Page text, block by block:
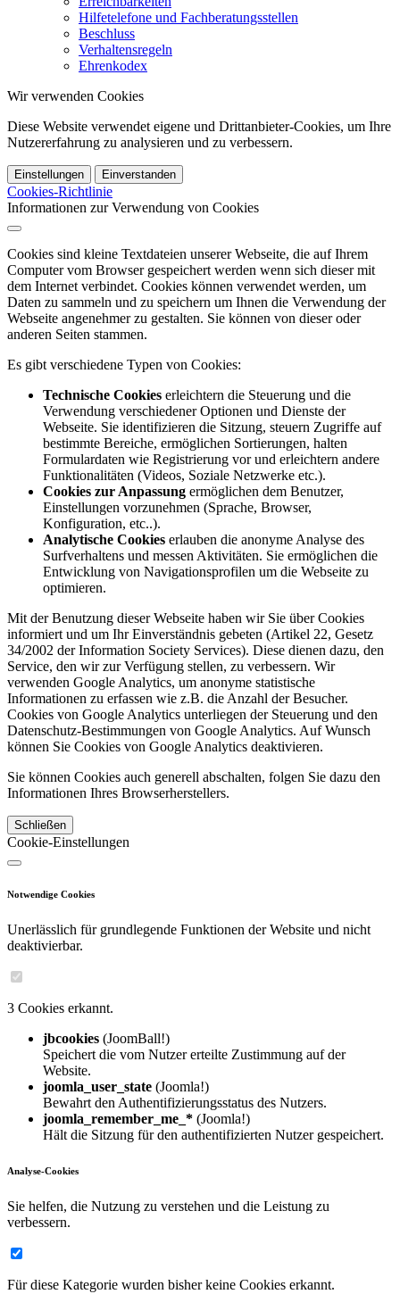
Hilfetelefone und Fachberatungsstellen
Beschluss
Verhaltensregeln
Ehrenkodex
Wir verwenden Cookies
Diese Website verwendet eigene und Drittanbieter-Cookies, um Ihre
Nutzererfahrung zu analysieren und zu verbessern.
Einstellungen Einverstanden
Cookies-Richtlinie
Informationen zur Verwendung von Cookies
Cookies sind kleine Textdateien unserer Webseite, die auf Ihrem
Computer vom Browser gespeichert werden wenn sich dieser mit
dem Internet verbindet. Cookies können verwendet werden, um
Daten zu sammeln und zu speichern um Ihnen die Verwendung der
Webseite angenehmer zu gestalten. Sie können von dieser oder
anderen Seiten stammen.
Es gibt verschiedene Typen von Cookies:
Technische Cookies erleichtern die Steuerung und die
Verwendung verschiedener Optionen und Dienste der
Webseite. Sie identifizieren die Sitzung, steuern Zugriffe auf
bestimmte Bereiche, ermöglichen Sortierungen, halten
Formulardaten wie Registrierung vor und erleichtern andere
Funktionalitäten (Videos, Soziale Netzwerke etc.).
Cookies zur Anpassung ermöglichen dem Benutzer,
Einstellungen vorzunehmen (Sprache, Browser,
Konfiguration, etc..).
Analytische Cookies erlauben die anonyme Analyse des
Surfverhaltens und messen Aktivitäten. Sie ermöglichen die
Entwicklung von Navigationsprofilen um die Webseite zu
optimieren.
Mit der Benutzung dieser Webseite haben wir Sie über Cookies
informiert und um Ihr Einverständnis gebeten (Artikel 22, Gesetz
34/2002 der Information Society Services). Diese dienen dazu, den
Service, den wir zur Verfügung stellen, zu verbessern. Wir
verwenden Google Analytics, um anonyme statistische
Informationen zu erfassen wie z.B. die Anzahl der Besucher.
Cookies von Google Analytics unterliegen der Steuerung und den
Datenschutz-Bestimmungen von Google Analytics. Auf Wunsch
können Sie Cookies von Google Analytics deaktivieren.
Sie können Cookies auch generell abschalten, folgen Sie dazu den
Informationen Ihres Browserherstellers.
Schließen
Cookie-Einstellungen
Notwendige Cookies
Unerlässlich für grundlegende Funktionen der Website und nicht
deaktivierbar.
3 Cookies erkannt.
jbcookies (JoomBall!)
Speichert die vom Nutzer erteilte Zustimmung auf der
Website.
joomla_user_state (Joomla!)
Bewahrt den Authentifizierungsstatus des Nutzers.
joomla_remember_me_* (Joomla!)
Hält die Sitzung für den authentifizierten Nutzer gespeichert.
Analyse-Cookies
Sie helfen, die Nutzung zu verstehen und die Leistung zu
verbessern.
Für diese Kategorie wurden bisher keine Cookies erkannt.